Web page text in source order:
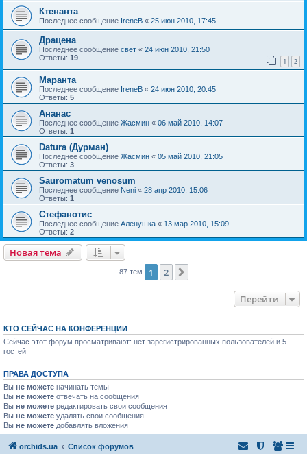
Ктенанта
Последнее сообщение IreneB « 25 июн 2010, 17:45
Драцена
Последнее сообщение свет « 24 июн 2010, 21:50
Ответы: 19 1 2
Маранта
Последнее сообщение IreneB « 24 июн 2010, 20:45
Ответы: 5
Ананас
Последнее сообщение Жасмин « 06 май 2010, 14:07
Ответы: 1
Datura (Дурман)
Последнее сообщение Жасмин « 05 май 2010, 21:05
Ответы: 3
Sauromatum venosum
Последнее сообщение Neni « 28 апр 2010, 15:06
Ответы: 1
Стефанотис
Последнее сообщение Аленушка « 13 мар 2010, 15:09
Ответы: 2
Новая тема
87 тем 1 2
Перейти
КТО СЕЙЧАС НА КОНФЕРЕНЦИИ
Сейчас этот форум просматривают: нет зарегистрированных пользователей и 5
гостей
ПРАВА ДОСТУПА
Вы не можете начинать темы
Вы не можете отвечать на сообщения
Вы не можете редактировать свои сообщения
Вы не можете удалять свои сообщения
Вы не можете добавлять вложения
orchids.ua Список форумов